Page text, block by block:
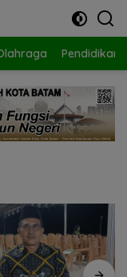
Pendidikan